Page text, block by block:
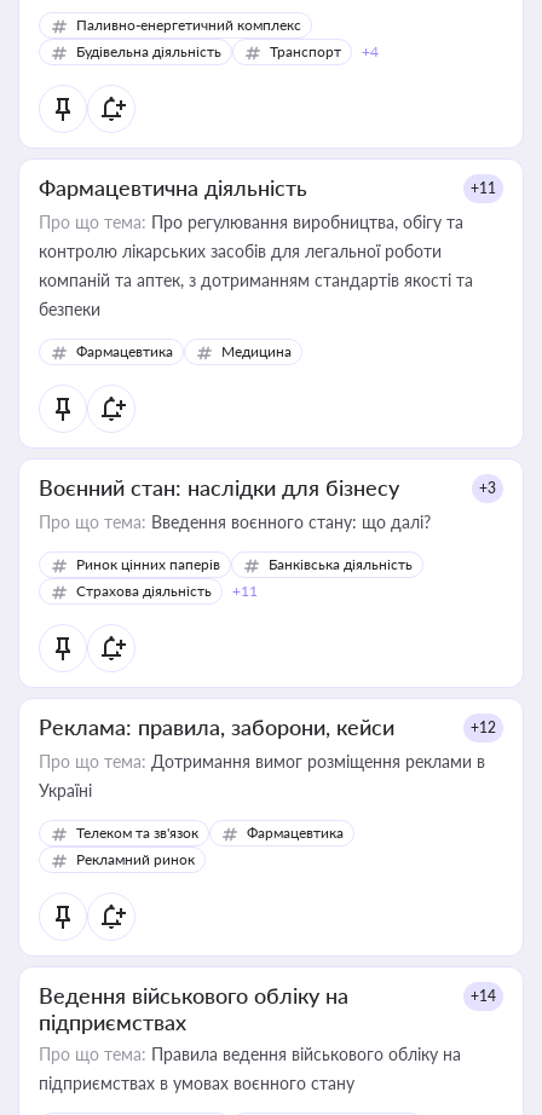
Паливно-енергетичний комплекс
Будівельна діяльність
Транспорт +4
Фармацевтична діяльність +11
Про що тема: Про регулювання виробництва, обігу та
контролю лікарських засобів для легальної роботи
компаній та аптек, з дотриманням стандартів якості та
безпеки
Фармацевтика Медицина
Воєнний стан: наслідки для бізнесу +3
Про що тема: Введення воєнного стану: що далі?
Ринок цінних паперів
Банківська діяльність
Страхова діяльність
+11
Реклама: правила, заборони, кейси +12
Про що тема: Дотримання вимог розміщення реклами в
Україні
Телеком та зв'язок
Фармацевтика
Рекламний ринок
Ведення військового обліку на
підприємствах
+14
Про що тема: Правила ведення військового обліку на
підприємствах в умовах воєнного стану